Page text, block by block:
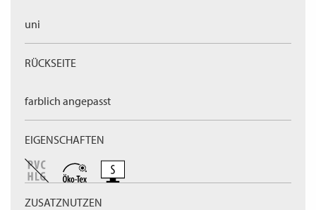
uni
RÜCKSEITE
farblich angepasst
EIGENSCHAFTEN
ZUSATZNUTZEN